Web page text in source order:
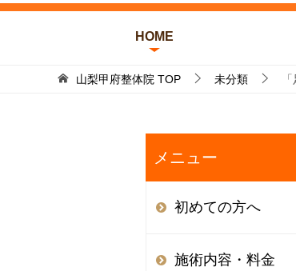
HOME
山梨甲府整体院 TOP 未分類
メニュー
初めての方へ
施術内容・料金